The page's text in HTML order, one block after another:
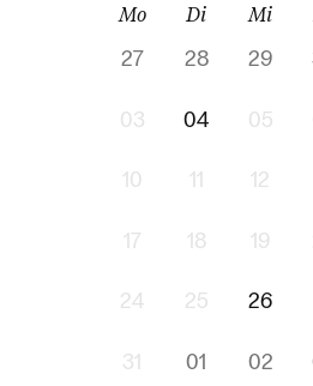
Mo Di Mi
27 28 29
03 04 05
10 11 12
17 18 19
24 25 26
31 01 02